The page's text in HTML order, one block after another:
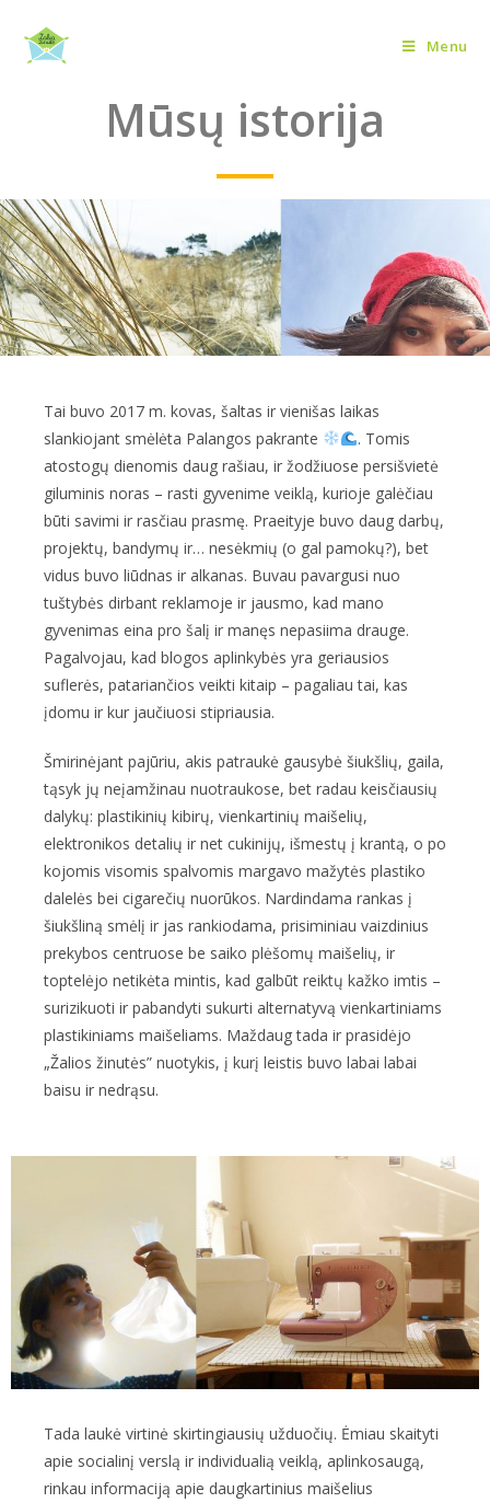
Menu
Mūsų istorija
Tai buvo 2017 m. kovas, šaltas ir vienišas laikas
slankiojant smėlėta Palangos pakrante
. Tomis
atostogų dienomis daug rašiau, ir žodžiuose persišvietė
giluminis noras – rasti gyvenime veiklą, kurioje galėčiau
būti savimi ir rasčiau prasmę. Praeityje buvo daug darbų,
projektų, bandymų ir… nesėkmių (o gal pamokų?), bet
vidus buvo liūdnas ir alkanas. Buvau pavargusi nuo
tuštybės dirbant reklamoje ir jausmo, kad mano
gyvenimas eina pro šalį ir manęs nepasiima drauge.
Pagalvojau, kad blogos aplinkybės yra geriausios
suflerės, patariančios veikti kitaip – pagaliau tai, kas
įdomu ir kur jaučiuosi stipriausia.
Šmirinėjant pajūriu, akis patraukė gausybė šiukšlių, gaila,
tąsyk jų neįamžinau nuotraukose, bet radau keisčiausių
dalykų: plastikinių kibirų, vienkartinių maišelių,
elektronikos detalių ir net cukinijų, išmestų į krantą, o po
kojomis visomis spalvomis margavo mažytės plastiko
dalelės bei cigarečių nuorūkos. Nardindama rankas į
šiukšliną smėlį ir jas rankiodama, prisiminiau vaizdinius
prekybos centruose be saiko plėšomų maišelių, ir
toptelėjo netikėta mintis, kad galbūt reiktų kažko imtis –
surizikuoti ir pabandyti sukurti alternatyvą vienkartiniams
plastikiniams maišeliams. Maždaug tada ir prasidėjo
„Žalios žinutės” nuotykis, į kurį leistis buvo labai labai
baisu ir nedrąsu.
Tada laukė virtinė skirtingiausių užduočių. Ėmiau skaityti
apie socialinį verslą ir individualią veiklą, aplinkosaugą,
rinkau informaciją apie daugkartinius maišelius